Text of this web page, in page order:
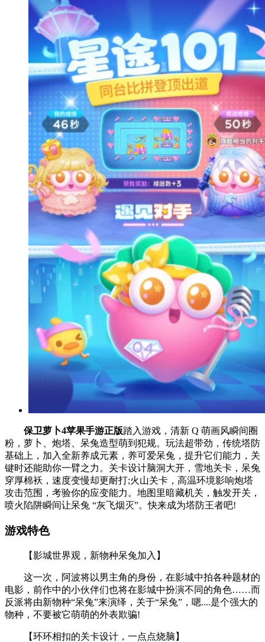
保卫萝卜4苹果手游正版踏入游戏，清新 Q 萌画风瞬间圈
粉，萝卜、炮塔、呆兔造型萌到犯规。玩法超带劲，传统塔防
基础上，加入全新养成元素，养可爱呆兔，提升它们能力，关
键时还能助你一臂之力。关卡设计脑洞大开，雪地关卡，呆兔
穿厚棉袄，速度变慢却更耐打;火山关卡，高温环境影响炮塔
攻击范围，考验你的应变能力。地图里暗藏机关，触发开关，
喷火陷阱瞬间让呆兔 “灰飞烟灭”。快来成为塔防王者吧!
游戏特色
【影城世界观，新物种呆兔加入】
这一次，阿波将以男主角的身份，在影城中拍各种题材的
电影，前作中的小伙伴们也将在影城中扮演不同的角色……而
反派将由新物种“呆兔”来演绎，关于“呆兔”，嗯....是个强大的
物种，不要被它萌萌的外表欺骗!
【环环相扣的关卡设计，一点点烧脑】